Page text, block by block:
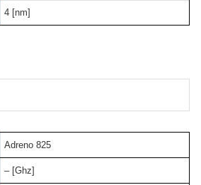
4 [nm]
Adreno 825
– [Ghz]